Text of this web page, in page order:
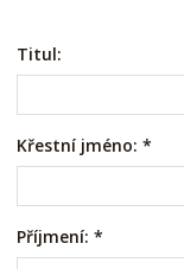
Titul:
Křestní jméno: *
Příjmení: *